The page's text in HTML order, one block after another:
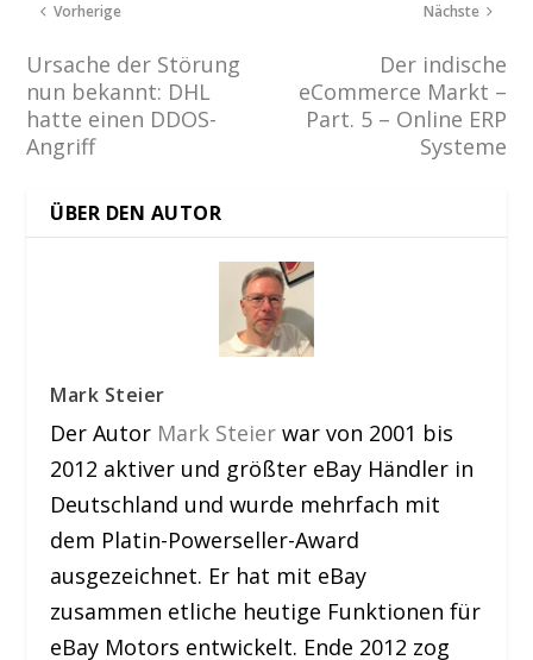
Vorherige
Ursache der Störung
nun bekannt: DHL
hatte einen DDOS-
Angriff
Nächste
Der indische
eCommerce Markt –
Part. 5 – Online ERP
Systeme
ÜBER DEN AUTOR
Mark Steier
Der Autor Mark Steier war von 2001 bis
2012 aktiver und größter eBay Händler in
Deutschland und wurde mehrfach mit
dem Platin-Powerseller-Award
ausgezeichnet. Er hat mit eBay
zusammen etliche heutige Funktionen für
eBay Motors entwickelt. Ende 2012 zog